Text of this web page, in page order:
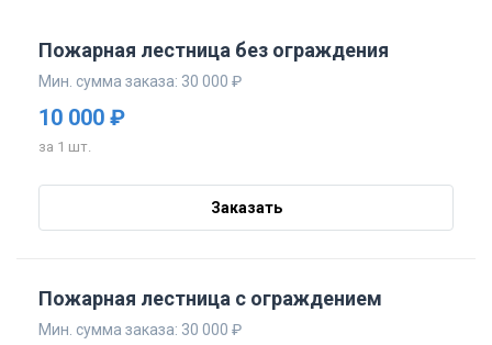
Пожарная лестница без ограждения
Мин. сумма заказа: 30 000 ₽
10 000 ₽
за 1 шт.
Заказать
Пожарная лестница с ограждением
Мин. сумма заказа: 30 000 ₽